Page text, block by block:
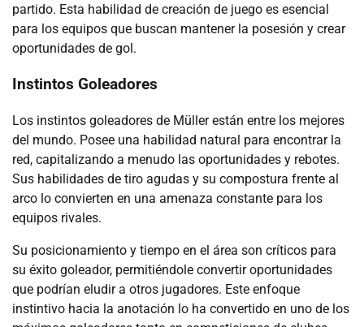
partido. Esta habilidad de creación de juego es esencial
para los equipos que buscan mantener la posesión y crear
oportunidades de gol.
Instintos Goleadores
Los instintos goleadores de Müller están entre los mejores
del mundo. Posee una habilidad natural para encontrar la
red, capitalizando a menudo las oportunidades y rebotes.
Sus habilidades de tiro agudas y su compostura frente al
arco lo convierten en una amenaza constante para los
equipos rivales.
Su posicionamiento y tiempo en el área son críticos para
su éxito goleador, permitiéndole convertir oportunidades
que podrían eludir a otros jugadores. Este enfoque
instintivo hacia la anotación lo ha convertido en uno de los